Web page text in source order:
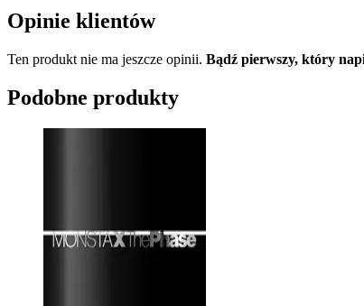
Opinie klientów
Ten produkt nie ma jeszcze opinii. Bądź pierwszy, który
Podobne produkty